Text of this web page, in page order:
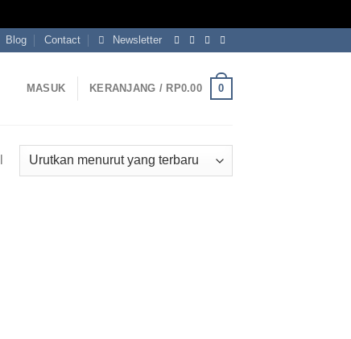
Blog Contact Newsletter
MASUK KERANJANG / RP0.00 0
Diurutkan
menurut